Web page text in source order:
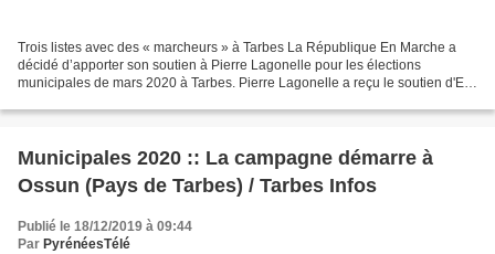
Trois listes avec des « marcheurs » à Tarbes La République En Marche a
décidé d’apporter son soutien à Pierre Lagonelle pour les élections
municipales de mars 2020 à Tarbes. Pierre Lagonelle a reçu le soutien d'En
Municipales 2020 :: La campagne démarre à
Ossun (Pays de Tarbes) / Tarbes Infos
Publié le 18/12/2019 à 09:44
Par PyrénéesTélé